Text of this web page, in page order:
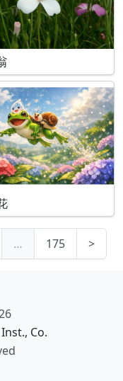
… 175 >
Co.